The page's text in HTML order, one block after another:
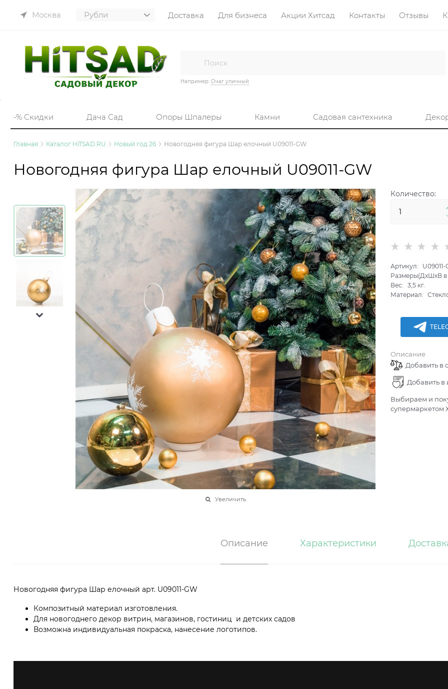
Москва Доставка Для бизнеса Акции Хитсад Контакты Отзывы
Например: Очаг уличный
-% Скидки Дача Сад Опоры Шпалеры Камни Садовая сантехника
Главная Каталог HiTSAD.RU Новый год 26 Новогодняя фигура Шар елочный U09011-GW
Новогодняя фигура Шар елочный U09011-GW
Увеличить
Количество:
Артикул:
U09011-
Размеры(ДхШхВ в
Вес:
3,5 кг.
Материал:
Описание
Добавить в
Добавить
Выбираем и
супермаркетом
Описание Характеристики
Новогодняя фигура Шар елочный арт. U09011-GW
Композитный материал изготовления.
Для новогоднего декор витрин, магазинов, гостиниц и детских садов
Возможна индивидуальная покраска, нанесение логотипов.